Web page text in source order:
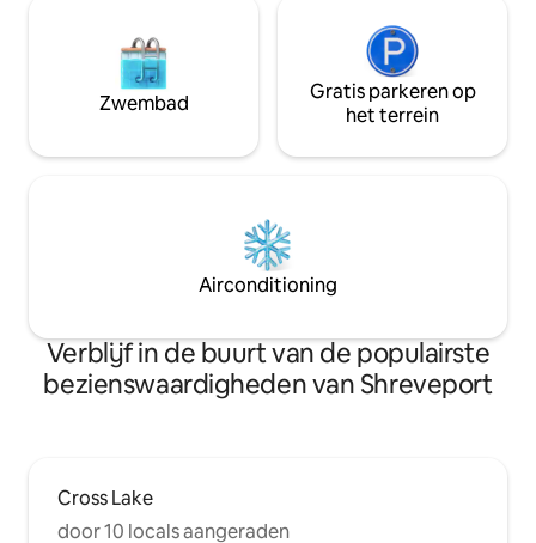
Zwembad
Gratis parkeren op
het terrein
Airconditioning
Verblijf in de buurt van de populairste
bezienswaardigheden van Shreveport
Cross Lake
door 10 locals aangeraden